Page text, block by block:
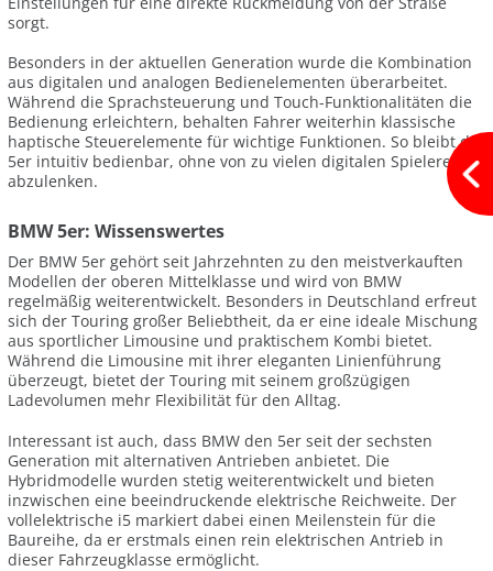
sorgt.
Besonders in der aktuellen Generation wurde die Kombination
aus digitalen und analogen Bedienelementen überarbeitet.
Während die Sprachsteuerung und Touch-Funktionalitäten die
Bedienung erleichtern, behalten Fahrer weiterhin klassische
haptische Steuerelemente für wichtige Funktionen. So bleibt der
5er intuitiv bedienbar, ohne von zu vielen digitalen Spielereien
abzulenken.
BMW 5er: Wissenswertes
Der BMW 5er gehört seit Jahrzehnten zu den meistverkauften
Modellen der oberen Mittelklasse und wird von BMW
regelmäßig weiterentwickelt. Besonders in Deutschland erfreut
sich der Touring großer Beliebtheit, da er eine ideale Mischung
aus sportlicher Limousine und praktischem Kombi bietet.
Während die Limousine mit ihrer eleganten Linienführung
überzeugt, bietet der Touring mit seinem großzügigen
Ladevolumen mehr Flexibilität für den Alltag.
Interessant ist auch, dass BMW den 5er seit der sechsten
Generation mit alternativen Antrieben anbietet. Die
Hybridmodelle wurden stetig weiterentwickelt und bieten
inzwischen eine beeindruckende elektrische Reichweite. Der
vollelektrische i5 markiert dabei einen Meilenstein für die
Baureihe, da er erstmals einen rein elektrischen Antrieb in
dieser Fahrzeugklasse ermöglicht.